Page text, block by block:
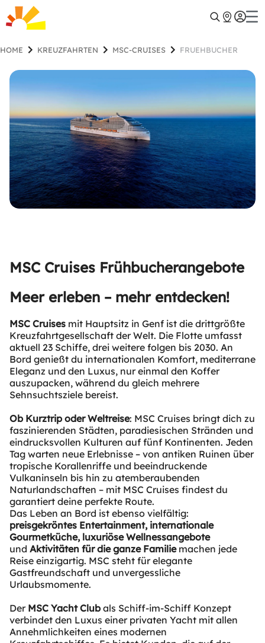
HOME KREUZFAHRTEN MSC-CRUISES FRUEHBUCHER
MSC Cruises Frühbucherangebote
Meer erleben – mehr entdecken!
MSC Cruises mit Hauptsitz in Genf ist die drittgrößte
Kreuzfahrtgesellschaft der Welt. Die Flotte umfasst
aktuell 23 Schiffe, drei weitere folgen bis 2030. An
Bord genießt du internationalen Komfort, mediterrane
Eleganz und den Luxus, nur einmal den Koffer
auszupacken, während du gleich mehrere
Sehnsuchtsziele bereist.
Ob Kurztrip oder Weltreise: MSC Cruises bringt dich zu
faszinierenden Städten, paradiesischen Stränden und
eindrucksvollen Kulturen auf fünf Kontinenten. Jeden
Tag warten neue Erlebnisse – von antiken Ruinen über
tropische Korallenriffe und beeindruckende
Vulkaninseln bis hin zu atemberaubenden
Naturlandschaften – mit MSC Cruises findest du
garantiert deine perfekte Route.
Das Leben an Bord ist ebenso vielfältig:
preisgekröntes Entertainment, internationale
Gourmetküche, luxuriöse Wellnessangebote
und Aktivitäten für die ganze Familiemachen jede
Reise einzigartig. MSC steht für elegante
Gastfreundschaft und unvergessliche
Urlaubsmomente.
Der MSC Yacht Club als Schiff-im-Schiff Konzept
verbindet den Luxus einer privaten Yacht mit allen
Annehmlichkeiten eines modernen